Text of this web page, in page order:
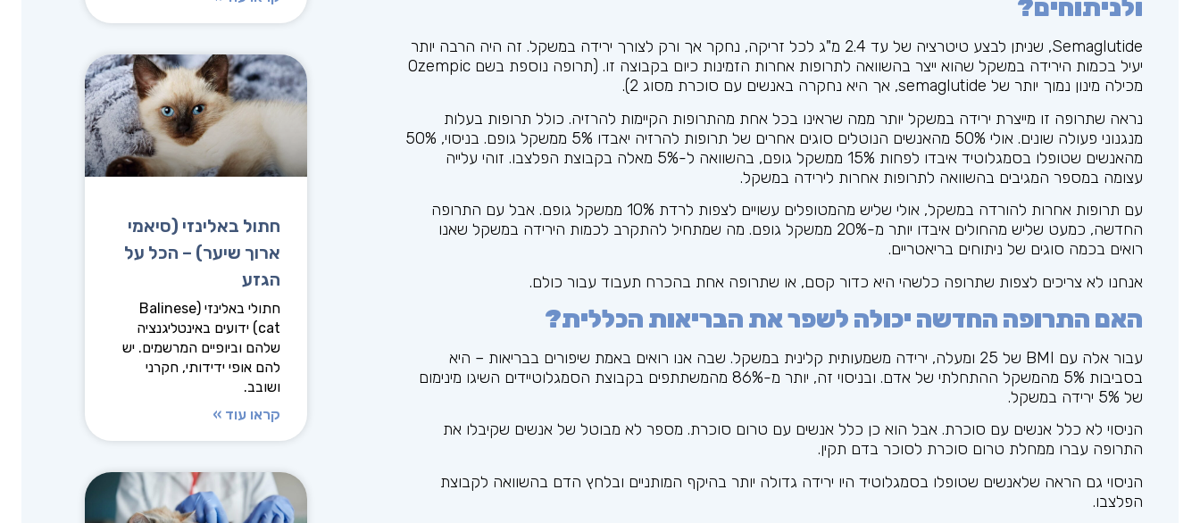
ולניתוחים?
Semaglutide, שניתן לבצע טיטרציה של עד 2.4 מ"ג לכל זריקה, נחקר אך ורק לצורך ירידה במשקל. זה היה הרבה יותר
יעיל בכמות הירידה במשקל שהוא ייצר בהשוואה לתרופות אחרות הזמינות כיום בקבוצה זו. (תרופה נוספת בשם Ozempic
מכילה מינון נמוך יותר של semaglutide, אך היא נחקרה באנשים עם סוכרת מסוג 2).
נראה שתרופה זו מייצרת ירידה במשקל יותר ממה שראינו בכל אחת מהתרופות הקיימות להרזיה. כולל תרופות בעלות
מנגנוני פעולה שונים. אולי 50% מהאנשים הנוטלים סוגים אחרים של תרופות להרזיה יאבדו 5% ממשקל גופם. בניסוי, 50%
מהאנשים שטופלו בסמגלוטיד איבדו לפחות 15% ממשקל גופם, בהשוואה ל-5% מאלה בקבוצת הפלצבו. זוהי עלייה
עצומה במספר המגיבים בהשוואה לתרופות אחרות לירידה במשקל.
עם תרופות אחרות להורדה במשקל, אולי שליש מהמטופלים עשויים לצפות לרדת 10% ממשקל גופם. אבל עם התרופה
החדשה, כמעט שליש מהחולים איבדו יותר מ-20% ממשקל גופם. מה שמתחיל להתקרב לכמות הירידה במשקל שאנו
רואים בכמה סוגים של ניתוחים בריאטריים.
אנחנו לא צריכים לצפות שתרופה כלשהי היא כדור קסם, או שתרופה אחת בהכרח תעבוד עבור כולם.
האם התרופה החדשה יכולה לשפר את הבריאות הכללית?
עבור אלה עם BMI של 25 ומעלה, ירידה משמעותית קלינית במשקל. שבה אנו רואים באמת שיפורים בבריאות – היא
בסביבות 5% מהמשקל ההתחלתי של אדם. ובניסוי זה, יותר מ-86% מהמשתתפים בקבוצת הסמגלוטיידים השיגו מינימום
של 5% ירידה במשקל.
הניסוי לא כלל אנשים עם סוכרת. אבל הוא כן כלל אנשים עם טרום סוכרת. מספר לא מבוטל של אנשים שקיבלו את
התרופה עברו ממחלת טרום סוכרת לסוכר בדם תקין.
הניסוי גם הראה שלאנשים שטופלו בסמגלוטיד היו ירידה גדולה יותר בהיקף המותניים ובלחץ הדם בהשוואה לקבוצת
הפלצבו.
חתול באלינזי (סיאמי
ארוך שיער) – הכל על
הגזע
חתולי באלינזי (Balinese
cat) ידועים באינטליגנציה
שלהם וביופיים המרשמים. יש
להם אופי ידידותי, חקרני
ושובב.
קראו עוד »